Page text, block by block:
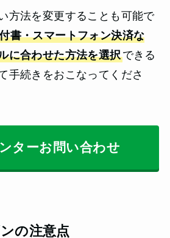
方法を変更することも可能で
書・スマートフォン決済な
に合わせた方法を選択できる
手続きをおこなってくださ
ターお問い合わせ
の注意点